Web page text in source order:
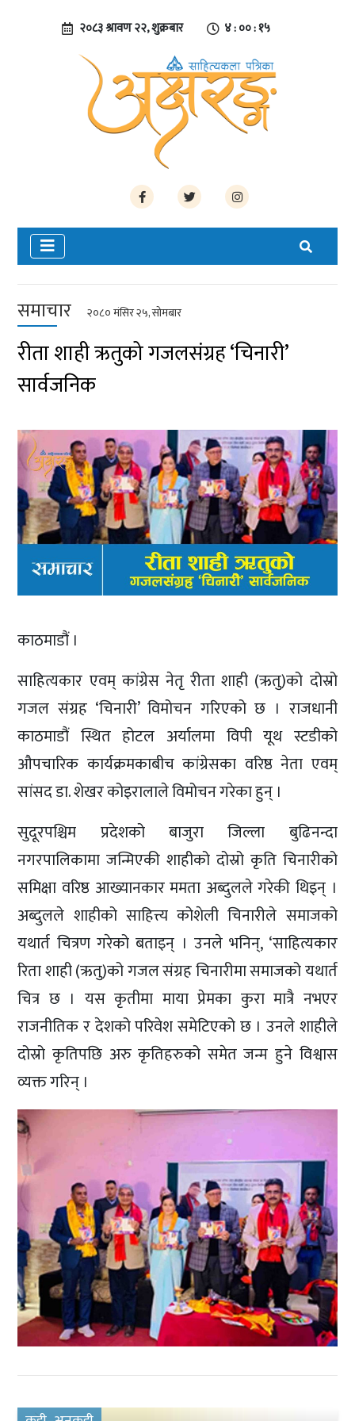
२०८३ श्रावण २२, शुक्रबार ४ : ०० : १५
समाचार २०८० मंसिर २५, सोमबार
रीता शाही ऋतुको गजलसंग्रह ‘चिनारी’
सार्वजनिक
काठमाडौं ।
साहित्यकार एवम् कांग्रेस नेतृ रीता शाही (ऋतु)को दोस्रो
गजल संग्रह ‘चिनारी’ विमोचन गरिएको छ । राजधानी
काठमाडौं स्थित होटल अर्यालमा विपी यूथ स्टडीको
औपचारिक कार्यक्रमकाबीच कांग्रेसका वरिष्ठ नेता एवम्
सांसद डा. शेखर कोइरालाले विमोचन गरेका हुन् ।
सुदूरपश्चिम प्रदेशको बाजुरा जिल्ला बुढिनन्दा
नगरपालिकामा जन्मिएकी शाहीको दोस्रो कृति चिनारीको
समिक्षा वरिष्ठ आख्यानकार ममता अब्दुलले गरेकी थिइन् ।
अब्दुलले शाहीको साहित्त्य कोशेली चिनारीले समाजको
यथार्त चित्रण गरेको बताइन् । उनले भनिन्, ‘साहित्यकार
रिता शाही (ऋतु)को गजल संग्रह चिनारीमा समाजको यथार्त
चित्र छ । यस कृतीमा माया प्रेमका कुरा मात्रै नभएर
राजनीतिक र देशको परिवेश समेटिएको छ । उनले शाहीले
दोस्रो कृतिपछि अरु कृतिहरुको समेत जन्म हुने विश्वास
व्यक्त गरिन् ।